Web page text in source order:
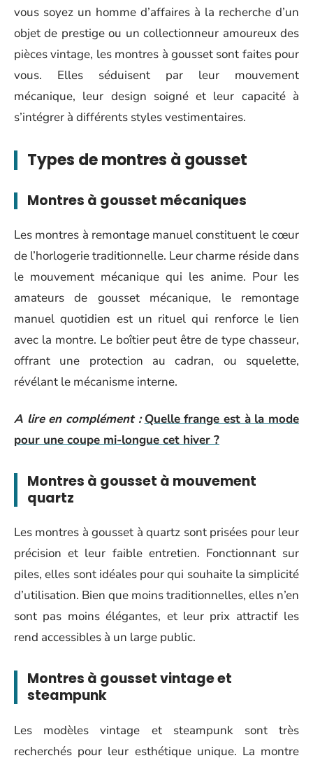
vous soyez un homme d’affaires à la recherche d’un
objet de prestige ou un collectionneur amoureux des
pièces vintage, les montres à gousset sont faites pour
vous. Elles séduisent par leur mouvement
mécanique, leur design soigné et leur capacité à
s’intégrer à différents styles vestimentaires.
Types de montres à gousset
Montres à gousset mécaniques
Les montres à remontage manuel constituent le cœur
de l’horlogerie traditionnelle. Leur charme réside dans
le mouvement mécanique qui les anime. Pour les
amateurs de gousset mécanique, le remontage
manuel quotidien est un rituel qui renforce le lien
avec la montre. Le boîtier peut être de type chasseur,
offrant une protection au cadran, ou squelette,
révélant le mécanisme interne.
A lire en complément : Quelle frange est à la mode
pour une coupe mi-longue cet hiver ?
Montres à gousset à mouvement
quartz
Les montres à gousset à quartz sont prisées pour leur
précision et leur faible entretien. Fonctionnant sur
piles, elles sont idéales pour qui souhaite la simplicité
d’utilisation. Bien que moins traditionnelles, elles n’en
sont pas moins élégantes, et leur prix attractif les
rend accessibles à un large public.
Montres à gousset vintage et
steampunk
Les modèles vintage et steampunk sont très
recherchés pour leur esthétique unique. La montre